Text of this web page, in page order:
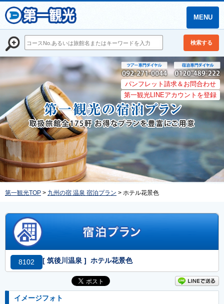
MENU
検索する
パンフレット請求＆お問合わせ
第一観光LINEアカウントを登録
第一観光TOP > 九州の宿 温泉 宿泊プラン > ホテル花景色
8102 [ 筑後川温泉 ] ホテル花景色
イメージフォト